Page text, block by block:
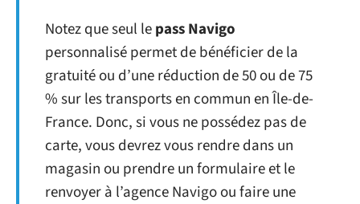
Notez que seul lepass Navigo
personnalisé permet de bénéficier de la
gratuité ou d’une réduction de 50 ou de 75
% sur les transports en commun en Île-de-
France. Donc, si vous ne possédez pas de
carte, vous devrez vous rendre dans un
magasin ou prendre un formulaire et le
renvoyer à l’agence Navigo ou faire une